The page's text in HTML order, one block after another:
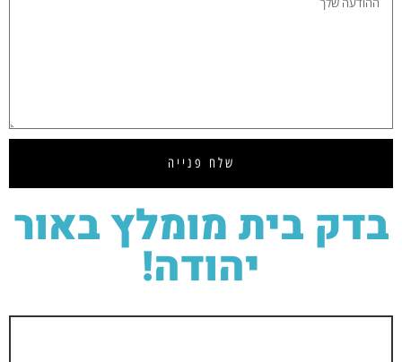
שלח פנייה
בדק בית מומלץ באור
יהודה!